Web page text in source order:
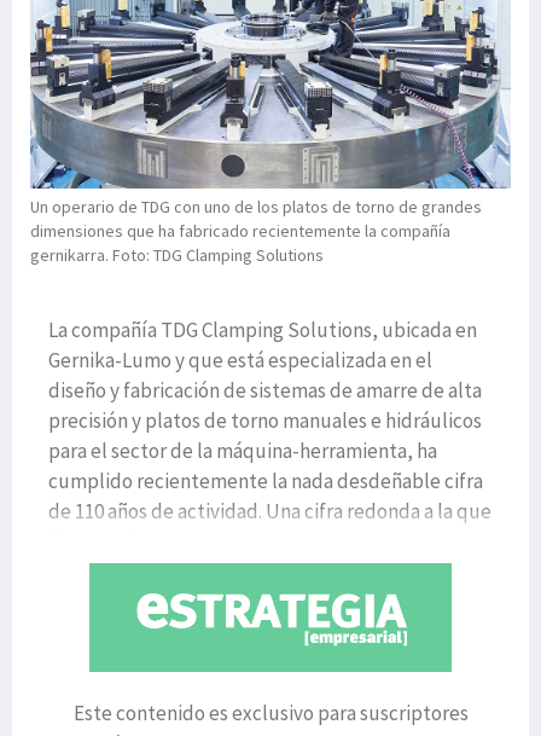
Un operario de TDG con uno de los platos de torno de grandes
dimensiones que ha fabricado recientemente la compañía
gernikarra. Foto: TDG Clamping Solutions
La compañía TDG Clamping Solutions, ubicada en
Gernika-Lumo y que está especializada en el
diseño y fabricación de sistemas de amarre de alta
precisión y platos de torno manuales e hidráulicos
para el sector de la máquina-herramienta, ha
cumplido recientemente la nada desdeñable cifra
de 110 años de actividad. Una cifra redonda a la que
Este contenido es exclusivo para suscriptores